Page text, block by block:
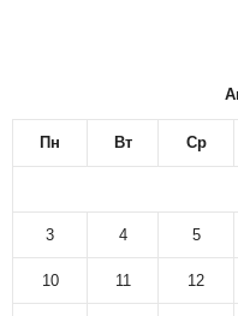
Пн Вт Ср
3 4 5
10 11 12